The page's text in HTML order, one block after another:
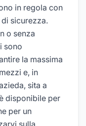
in regola con
sicurezza.
o senza
sono
la massima
e, in
sita a
disponibile per
per un
sulla